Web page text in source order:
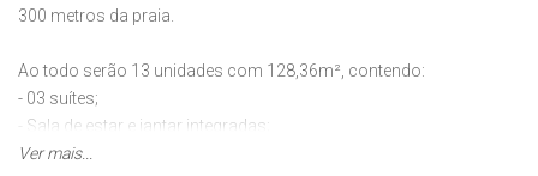
300 metros da praia.
Ao todo serão 13 unidades com 128,36m², contendo:
- 03 suítes;
- Sala de estar e jantar integradas;
- Cozinha americana;
Ver mais...